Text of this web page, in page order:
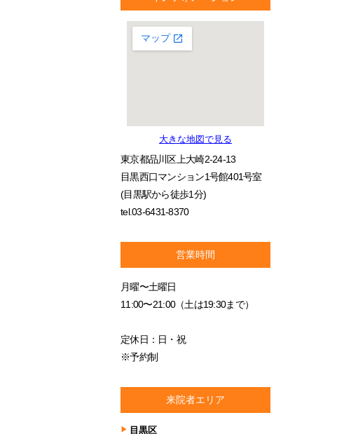
大きな地図で見る
東京都品川区上大崎2-24-13
目黒西口マンション1号館401号室
(目黒駅から徒歩1分)
tel.03-6431-8370
営業時間
月曜〜土曜日
11:00〜21:00（土は19:30まで）
定休日：日・祝
※予約制
来院者エリア
目黒区